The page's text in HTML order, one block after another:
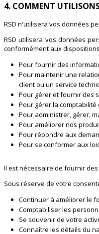
4. COMMENT
RSD n'utilisera vos données
RSD utilisera vos données
conformément aux dispositions
Pour fournir des
Pour maintenir une
client ou un service
Pour gérer et fournir des
Pour gérer la comptabilité
Pour administrer, gérer,
Pour améliorer nos
Pour répondre aux
Pour se conformer aux
Il est nécessaire de fournir
Sous réserve de votre
Continuer à améliorer le
Comptabiliser les
Se souvenir de votre
Connaître les détails du